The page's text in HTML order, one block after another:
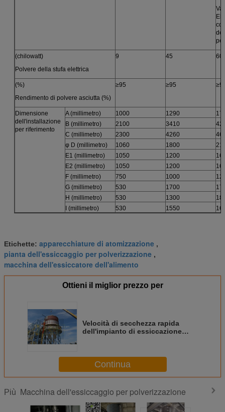
(chilowatt)
Polvere della stufa elettrica
9 45 60
(%)
Rendimento di polvere asciutta (%)
≥95 ≥95
Dimensione
dell'installazione
per riferimento
A (millimetro) 1000 1290
B (millimetro)
2100 3410
C (millimetro)
2300 4260
φ D (millimetro)
1060 1800
E1 (millimetro)
1050 1200
E2 (millimetro)
1050 1200
F (millimetro)
750 1000
G (millimetro)
530 1700
H (millimetro)
530 1300
I (millimetro)
530 1550
Etichette: apparecchiature di atomizzazione ,
pianta dell'essiccaggio per polverizzazione ,
macchina dell'essiccatore dell'alimento
Ottieni il miglior prezzo per
Velocità di secchezza rapida
dell'impianto di essiccazione
SUS316
Continua
Più Macchina dell'essiccaggio per polverizzazione